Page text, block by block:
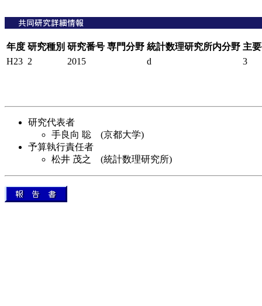
年度 研究種別 研究番号 専門分野 統計数理研究所内分野 主
H23 2 2015 d 3
研究代表者
手良向 聡 (京都大学)
予算執行責任者
松井 茂之 (統計数理研究所)